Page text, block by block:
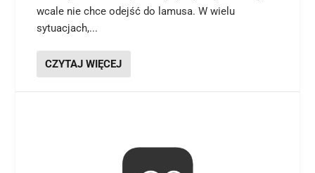
wcale nie chce odejść do lamusa. W wielu
sytuacjach,...
CZYTAJ WIĘCEJ